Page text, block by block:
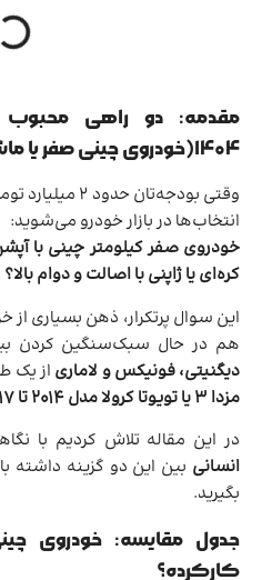
مقدمه: دو راهی محبوب
۱۴۰۴(خودروی چینی صفر یا ماشین خارجی کارکرده)
وقتی بودجه‌تان
انتخاب‌ها در بازار خودرو می‌شوید:
خودروی صفر کیلومتر چینی با
کره‌ای یا ژاپنی با اصالت و دوام بالا؟
این سوال پرتکرار، ذهن بسیاری از
هم در حال سبک‌سنگین کردن
دیگنیتی، فونیکس و لاماری از یک
مزدا ۳ یا تویوتا کرولا مدل ۲۰۱۴ تا ۲۰۱۷
در این مقاله تلاش کردیم با
انسانی بین این دو گزینه داشته
بگیرید.
جدول مقایسه: خودروی
کارکرده؟